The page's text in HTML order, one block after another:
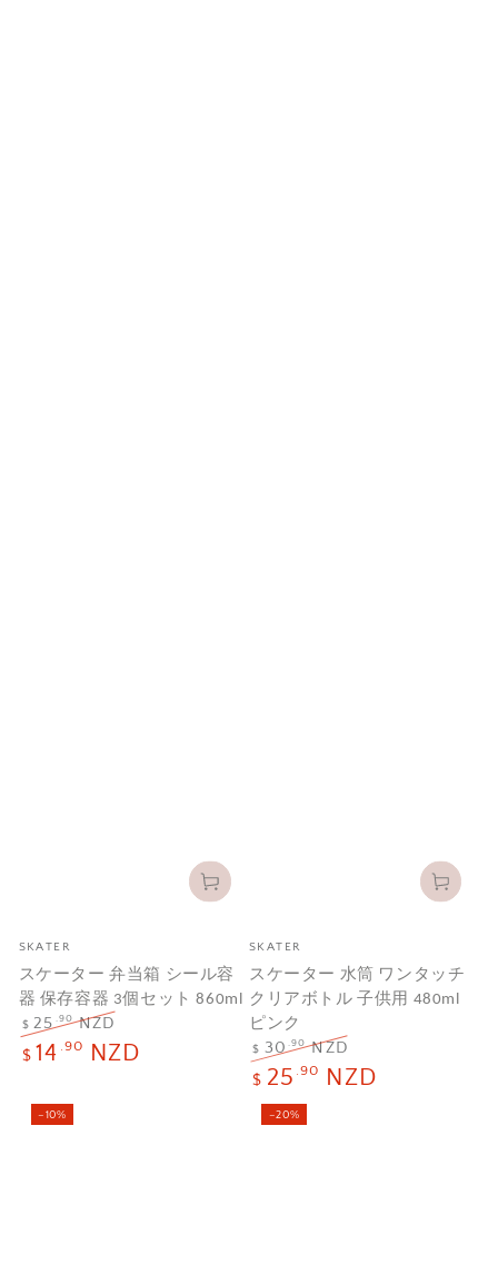
メ
ー
カ
ー
SKATER
スケーター 弁当箱 シール容
器 保存容器 3個セット 860ml
定
$ 25.90NZD
セ
$ 14 .90 NZD
メ
ー
カ
ー
SKATER
スケーター 水筒 ワンタッチ
クリアボトル 子供用 480ml
ピンク
定
$ 30.90NZD
セ
$ 25 .90 NZD
–10% –20%